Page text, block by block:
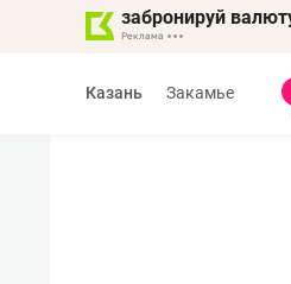
забронируй
Казань Закамье